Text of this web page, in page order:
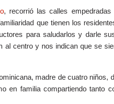
, recorrió las calles
que tienen los
para saludarlos y darle
al centro y nos indican que se
madre de cuatro niños,
en familia compartiendo tanto